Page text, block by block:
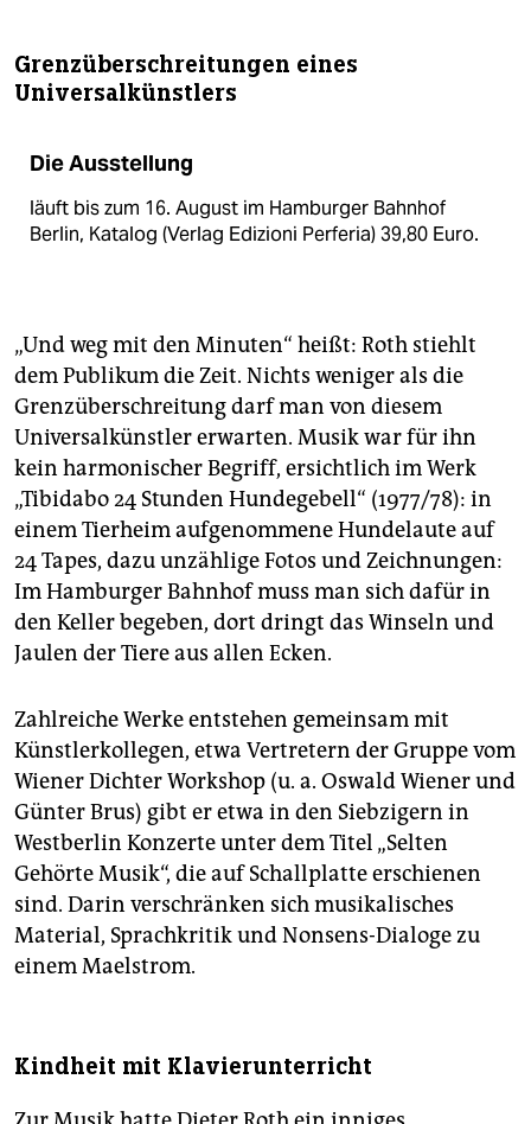
Grenzüberschreitungen eines
Universalkünstlers
Die Ausstellung
läuft bis zum 16. August im Hamburger Bahnhof
Berlin, Katalog (Verlag Edizioni Perferia) 39,80 Euro.
„Und weg mit den Minuten“ heißt: Roth stiehlt
dem Publikum die Zeit. Nichts weniger als die
Grenzüberschreitung darf man von diesem
Universalkünstler erwarten. Musik war für ihn
kein harmonischer Begriff, ersichtlich im Werk
„Tibidabo 24 Stunden Hundegebell“ (1977/78): in
einem Tierheim aufgenommene Hundelaute auf
24 Tapes, dazu unzählige Fotos und Zeichnungen:
Im Hamburger Bahnhof muss man sich dafür in
den Keller begeben, dort dringt das Winseln und
Jaulen der Tiere aus allen Ecken.
Zahlreiche Werke entstehen gemeinsam mit
Künstlerkollegen, etwa Vertretern der Gruppe vom
Wiener Dichter Workshop (u. a. Oswald Wiener und
Günter Brus) gibt er etwa in den Siebzigern in
Westberlin Konzerte unter dem Titel „Selten
Gehörte Musik“, die auf Schallplatte erschienen
sind. Darin verschränken sich musikalisches
Material, Sprachkritik und Nonsens-Dialoge zu
einem Maelstrom.
Kindheit mit Klavierunterricht